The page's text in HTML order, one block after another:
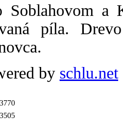
Soblahovom a
píla.
by schlu.net
3770
3505